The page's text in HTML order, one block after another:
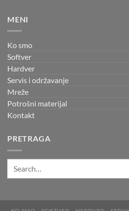
MENI
Ko smo
Softver
Hardver
Servis i održavanje
Mreže
Potrošni materijal
Kontakt
PRETRAGA